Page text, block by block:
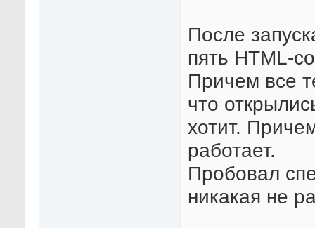
После
пять HTML-
Причем все
что
хотит.
работает.
Пробовал
никакая не